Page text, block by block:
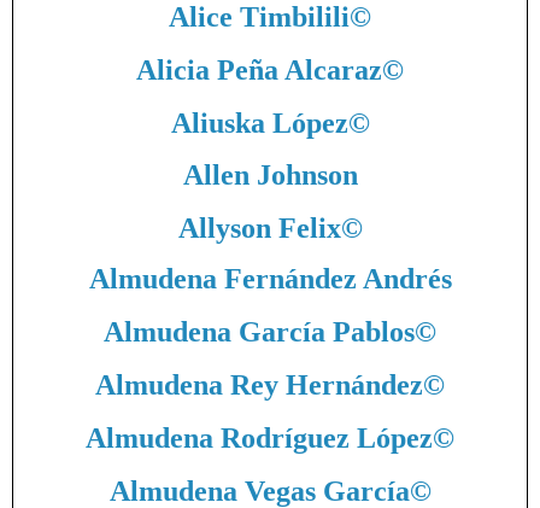
Alice Timbilili©
Alicia Peña Alcaraz©
Aliuska López©
Allen Johnson
Allyson Felix©
Almudena Fernández Andrés
Almudena García Pablos©
Almudena Rey Hernández©
Almudena Rodríguez López©
Almudena Vegas García©